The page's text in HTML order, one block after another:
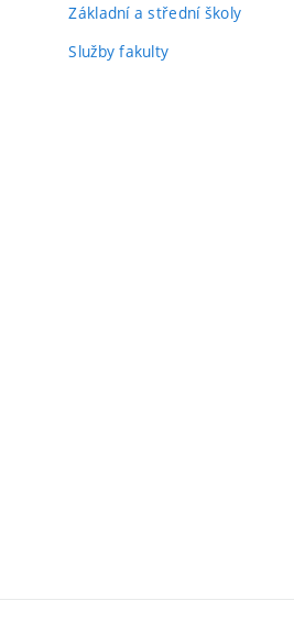
Základní a střední školy
Služby fakulty